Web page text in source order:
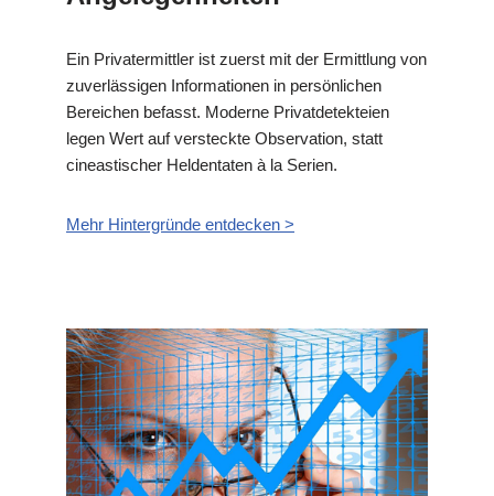
Ein Privatermittler ist zuerst mit der Ermittlung von
zuverlässigen Informationen in persönlichen
Bereichen befasst. Moderne Privatdetekteien
legen Wert auf versteckte Observation, statt
cineastischer Heldentaten à la Serien.
Mehr Hintergründe entdecken >